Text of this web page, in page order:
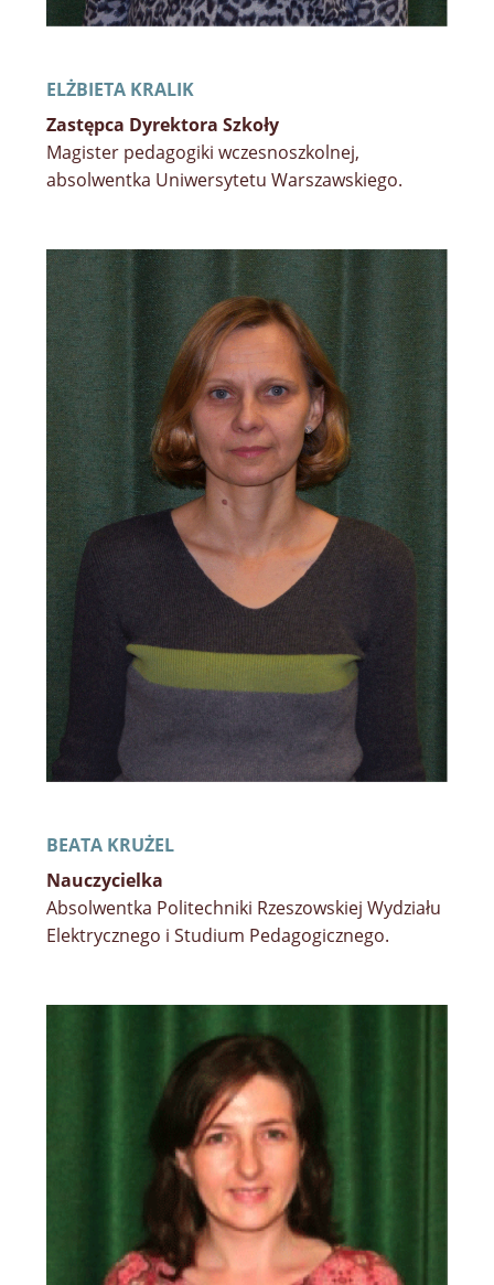
ELŻBIETA KRALIK
Zastępca Dyrektora Szkoły
Magister pedagogiki wczesnoszkolnej,
absolwentka Uniwersytetu Warszawskiego.
BEATA KRUŻEL
Nauczycielka
Absolwentka Politechniki Rzeszowskiej Wydziału
Elektrycznego i Studium Pedagogicznego.